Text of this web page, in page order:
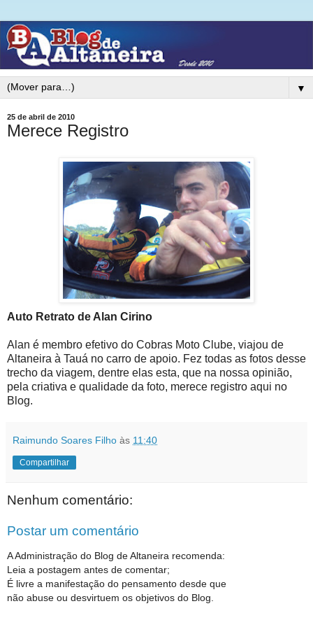
▼
25 de abril de 2010
Merece Registro
Auto Retrato de Alan Cirino
Alan é membro efetivo do Cobras Moto Clube, viajou de
Altaneira à Tauá no carro de apoio. Fez todas as fotos desse
trecho da viagem, dentre elas esta, que na nossa opinião,
pela criativa e qualidade da foto, merece registro aqui no
Blog.
Raimundo Soares Filho às 11:40
Compartilhar
Nenhum comentário:
Postar um comentário
A Administração do Blog de Altaneira recomenda:
Leia a postagem antes de comentar;
É livre a manifestação do pensamento desde que
não abuse ou desvirtuem os objetivos do Blog.